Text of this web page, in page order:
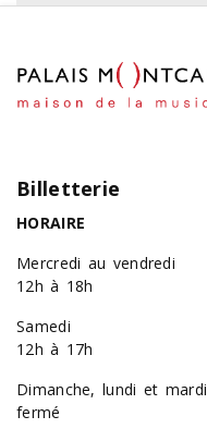
Billetterie
HORAIRE
Mercredi au vendredi
12h à 18h
Samedi
12h à 17h
Dimanche, lundi et mardi
fermé